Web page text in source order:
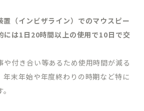
置（インビザライン）でのマウスピー
には1日20時間以上の使用で10日で交
や付き合い等あるため使用時間が減る
年末年始や年度終わりの時期など特に